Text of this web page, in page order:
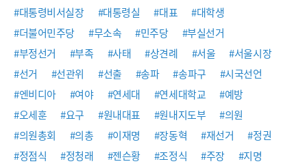
#대통령비서실장
#대통령실 #대표
#대학생
#더불어민주당
#무소속 #민주당
#부실선거
#부정선거
#부족 #사태 #상견례 #서울
#서울시장
#선거
#선관위 #선출 #송파 #송파구
#시국선언
#엔비디아
#여야 #연세대 #연세대학교
#예방
#오세훈
#요구 #원내대표 #원내지도부
#의원
#의원총회
#의총 #이재명 #장동혁 #재선거
#정권
#정점식
#정청래 #젠슨황 #조정식 #주장
#지명